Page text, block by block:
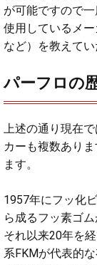
が可能ですので一
使用しているメ
など）を教えて
パーフロの
上述の通り現在
カーも複数あり
ます。
1957年にフッ化
ら成るフッ素ゴム
それ以来20年を
系FKMが代表的